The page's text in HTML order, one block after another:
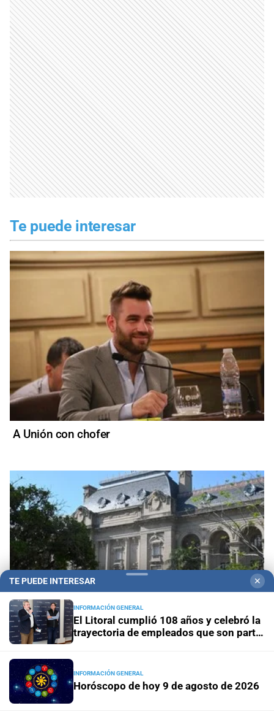
Te puede interesar
A Unión con chofer
TE PUEDE INTERESAR ✕
INFORMACIÓN GENERAL
El Litoral cumplió 108 años y celebró la
trayectoria de empleados que son parte
INFORMACIÓN GENERAL
Horóscopo de hoy 9 de agosto de 2026